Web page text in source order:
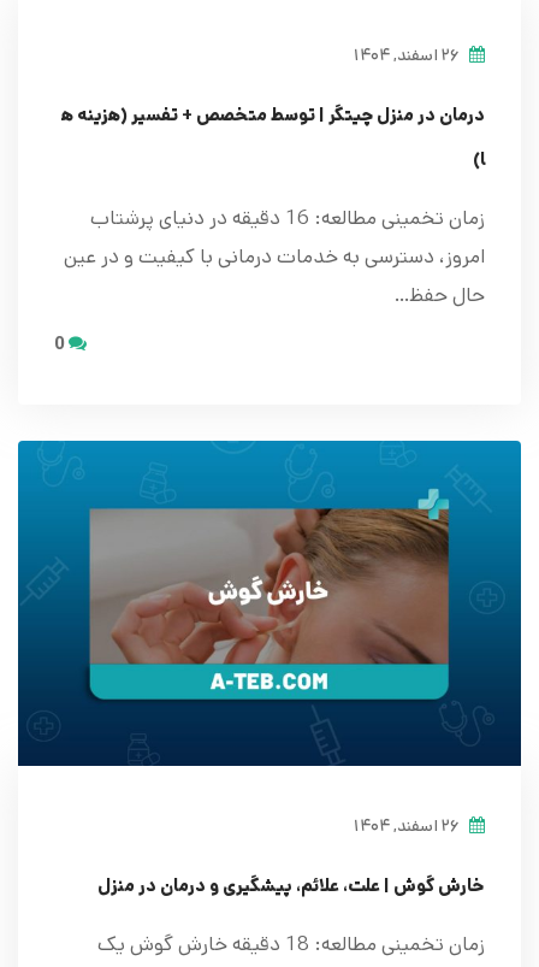
درمان در منزل چیتگر | توسط متخصص + تفسیر (هزینه ه
ا)
زمان تخمینی مطالعه: 16 دقیقه در دنیای پرشتاب
امروز، دسترسی به خدمات درمانی با کیفیت و در عین
حال حفظ…
خارش گوش | علت، علائم، پیشگیری و درمان در منزل
زمان تخمینی مطالعه: 18 دقیقه خارش گوش یک